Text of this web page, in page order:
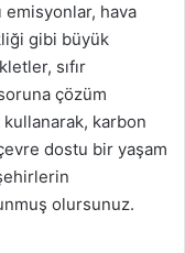
emisyonlar, hava
gibi büyük
sıfır
çözüm
kullanarak, karbon
dostu bir yaşam
olursunuz.